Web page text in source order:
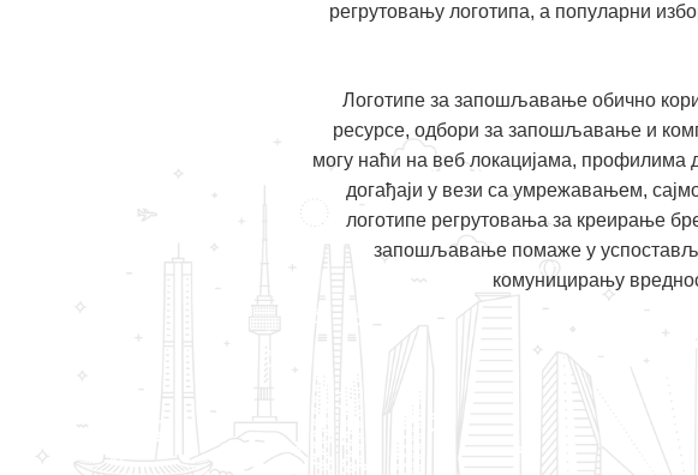
регрутовању логотипа, а популарни
Логотипе за запошљавање обично
ресурсе, одбори за запошљавање и
могу наћи на веб локацијама, профилима
догађаји у вези са умрежавањем,
логотипе регрутовања за креирање
запошљавање помаже у
комуницирању